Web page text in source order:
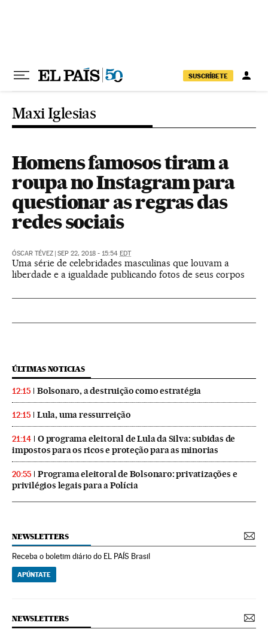
SUSCRÍBETE
Maxi Iglesias
Homens famosos tiram a
roupa no Instagram para
questionar as regras das
redes sociais
ÓSCAR TÉVEZ | SEP 22, 2018 - 15:54 EDT
Uma série de celebridades masculinas que louvam a
liberdade e a igualdade publicando fotos de seus corpos
ÚLTIMAS NOTICIAS
12:15 Bolsonaro, a destruição como estratégia
12:15 Lula, uma ressurreição
21:14
O programa eleitoral de Lula da Silva: subidas de
impostos para os ricos e proteção para as minorias
20:55
Programa eleitoral de Bolsonaro: privatizações e
privilégios legais para a Polícia
NEWSLETTERS
Receba o boletim diário do EL PAÍS Brasil
APÚNTATE
NEWSLETTERS